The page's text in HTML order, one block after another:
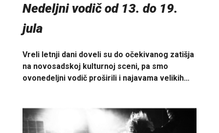
Nedeljni vodič od 13. do 19.
jula
Vreli letnji dani doveli su do očekivanog zatišja
na novosadskoj kulturnoj sceni, pa smo
ovonedeljni vodič proširili i najavama velikih…